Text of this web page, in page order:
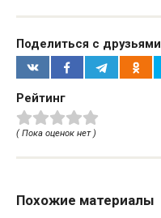
Поделиться с друзьями
Рейтинг
( Пока оценок нет )
Похожие материалы